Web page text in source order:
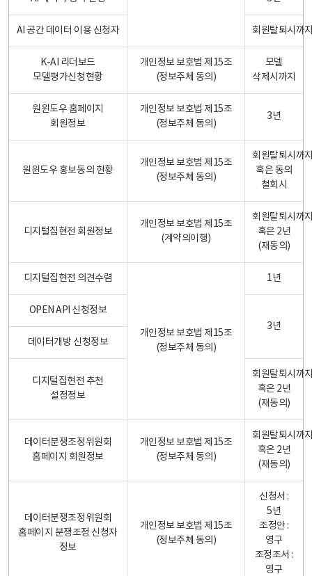
AI 공간 데이터 이용 신청자 회원탈퇴시까
K-AI 리더보드
모델평가신청현황
개인정보 보호법 제15조
(정보주체 동의)
모델
삭제시까지
원윈도우 홈페이지
회원정보
개인정보 보호법 제15조
(정보주체 동의)
3년
원윈도우 홍보동의 현황
개인정보 보호법 제15조
(정보주체 동의)
회원탈퇴시까
혹은 동의
철회시
디지털집현전 회원정보
개인정보 보호법 제15조
(계약의이행)
회원탈퇴시까
혹은 2년
(재동의)
디지털집현전 의견수렴
개인정보 보호법 제15조
(정보주체 동의)
1년
OPEN API 신청정보
3년
데이터개방 신청정보
디지털집현전 추천
설정정보
회원탈퇴시까
혹은 2년
(재동의)
데이터분쟁조정위원회
홈페이지 회원정보
개인정보 보호법 제15조
(정보주체 동의)
회원탈퇴시까
혹은 2년
(재동의)
데이터분쟁조정위원회
홈페이지 분쟁조정 신청자
정보
개인정보 보호법 제15조
(정보주체 동의)
신청서 :
5년
조정안 :
영구
조정조서 :
영구